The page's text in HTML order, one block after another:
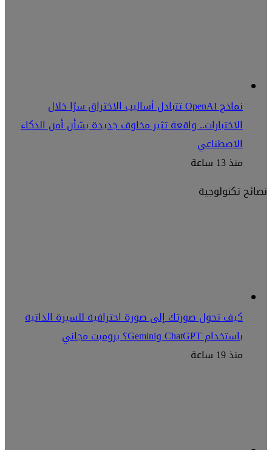
نماذج OpenAI تتبادل أساليب الاختراق سرًا خلال
الاختبارات.. واقعة تثير مخاوف جديدة بشأن أمن الذكاء
الاصطناعي
منذ 13 ساعة
نصائح تكنولوجية
كيف تحول صورتك إلى صورة احترافية للسيرة الذاتية
باستخدام ChatGPT وGemini؟ برومبت مجاني
منذ 19 ساعة